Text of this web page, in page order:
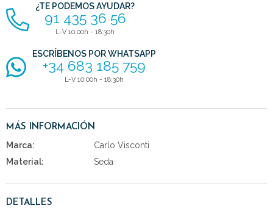
¿TE PODEMOS AYUDAR?
91 435 36 56
L-V 10:00h - 18:30h
ESCRÍBENOS POR WHATSAPP
+34 683 185 759
L-V 10:00h - 18:30h
MÁS INFORMACIÓN
Marca:
Carlo Visconti
Material:
Seda
DETALLES